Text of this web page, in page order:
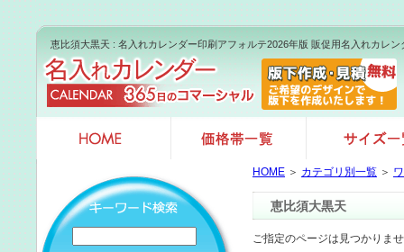
恵比須大黒天 : 名入れカレンダー印刷アフォルテ2026年版 販促用名入れカレン
HOME ＞ カテゴリ別一覧 ＞
恵比須大黒天
ご指定のページは見つかりま